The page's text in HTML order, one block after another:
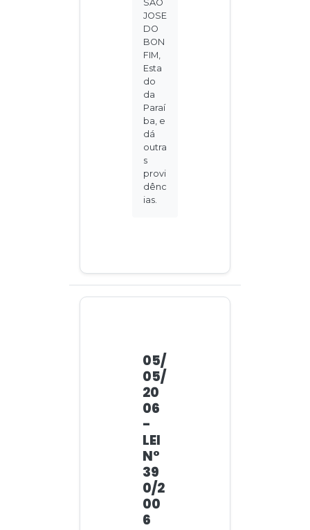
SAO
JOSE
DO
BON
FIM,
Esta
do
da
Paraí
ba, e
dá
outra
s
provi
dênc
ias.
05/
05/
20
06
-
LEI
N°
39
0/2
00
6